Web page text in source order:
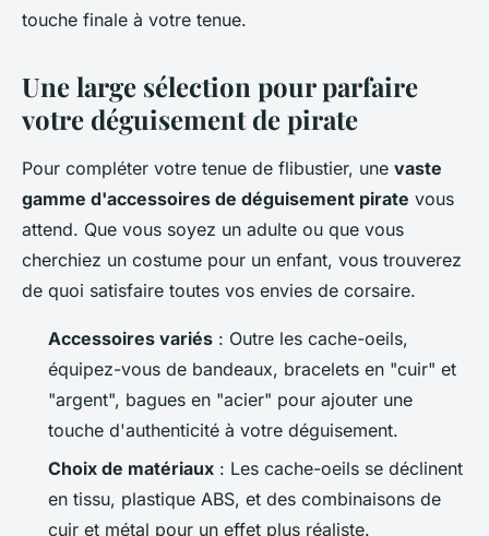
touche finale à votre tenue.
Une large sélection pour parfaire
votre déguisement de pirate
Pour compléter votre tenue de flibustier, une vaste
gamme d'accessoires de déguisement pirate vous
attend. Que vous soyez un adulte ou que vous
cherchiez un costume pour un enfant, vous trouverez
de quoi satisfaire toutes vos envies de corsaire.
Accessoires variés : Outre les cache-oeils,
équipez-vous de bandeaux, bracelets en "cuir" et
"argent", bagues en "acier" pour ajouter une
touche d'authenticité à votre déguisement.
Choix de matériaux : Les cache-oeils se déclinent
en tissu, plastique ABS, et des combinaisons de
cuir et métal pour un effet plus réaliste.